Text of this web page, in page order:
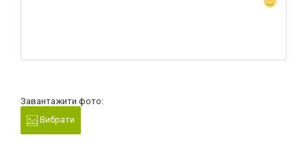
Завантажити фото:
Вибрати